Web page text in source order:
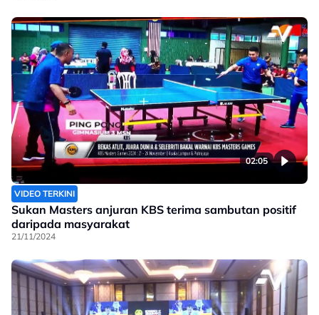
02:05
VIDEO TERKINI
Sukan Masters anjuran KBS terima sambutan positif
daripada masyarakat
21/11/2024